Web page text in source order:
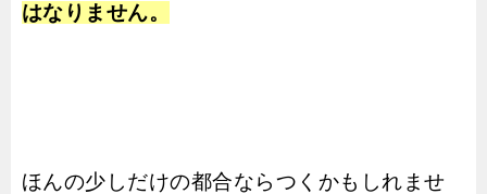
はなりません。
ほんの少しだけの都合ならつくかもしれませ